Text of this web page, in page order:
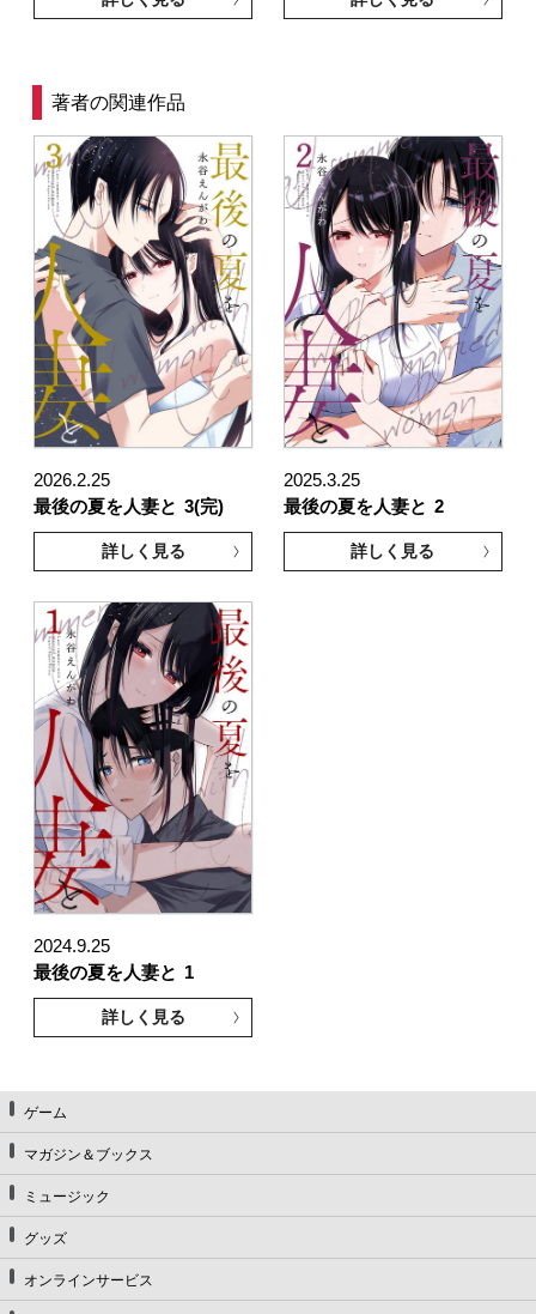
著者の関連作品
2026.2.25
最後の夏を人妻と 3(完)
詳しく見る
2025.3.25
最後の夏を人妻と 2
詳しく見る
2024.9.25
最後の夏を人妻と 1
詳しく見る
ゲーム
マガジン＆ブックス
ミュージック
グッズ
オンラインサービス